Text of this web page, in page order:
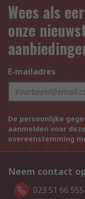
Wees als
onze
E-mailadres
De persoonlijke
aanmelden voor
overeenstemming
Neem contact
023 51 66 555